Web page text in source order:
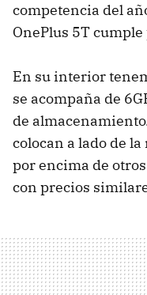
competencia del
OnePlus 5T
En su interior
se acompaña de
de
colocan a lado de
por encima de
con precios